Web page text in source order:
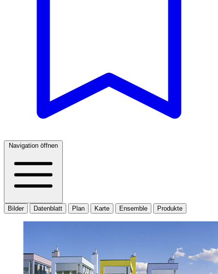
Navigation öffnen
Bilder Datenblatt Plan Karte Ensemble Produkte